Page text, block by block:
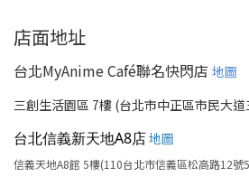
店面地址
台北MyAnime Café聯名快閃店 地圖
三創生活園區 7樓 (台北市中正區市民大
台北信義新天地A8店地圖
信義天地A8館 5樓(110台北市信義區松高路12號